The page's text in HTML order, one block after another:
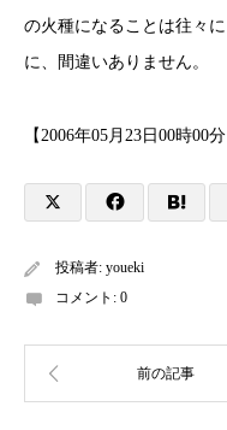
の火種になることは往々
に、間違いありません。
【2006年05月23日00時00分
投稿者: youeki
コメント: 0